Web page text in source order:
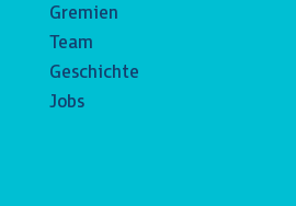
Gremien
Team
Geschichte
Jobs